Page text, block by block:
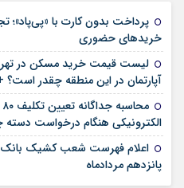
پرداخت بدون کارت با «پی‌پاد»؛
خریدهای حضوری
لیست قیمت خرید مسکن در
آپارتمان در این منطقه چقدر
الکترونیکی هنگام درخواست
اعلام فهرست شعب کشیک بانک
پانزدهم مردادماه